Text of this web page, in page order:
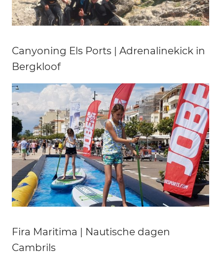
Canyoning Els Ports | Adrenalinekick in
Bergkloof
Fira Maritima | Nautische dagen
Cambrils